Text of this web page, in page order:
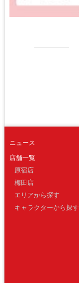
ニュース
店舗一覧
原宿店
梅田店
エリアから探す
キャラクターから探す